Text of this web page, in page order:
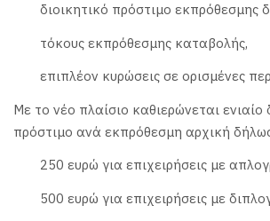
διοικητικό πρόστιμο εκπρόθεσμης
τόκους εκπρόθεσμης καταβολής,
επιπλέον κυρώσεις σε ορισμένες
Με το νέο πλαίσιο καθιερώνεται ενιαίο
πρόστιμο ανά εκπρόθεσμη αρχική
250 ευρώ για επιχειρήσεις με
500 ευρώ για επιχειρήσεις με